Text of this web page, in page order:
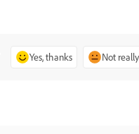
Yes, thanks Not really